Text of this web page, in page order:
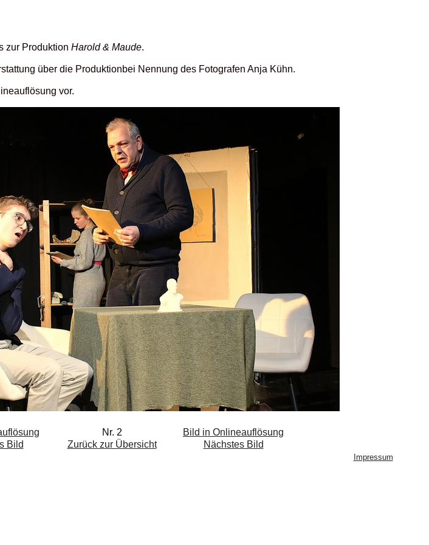
zur Produktion Harold & Maude.
über die Produktionbei Nennung des Fotografen Anja Kühn.
vor.
Nr. 2
Bild in Onlineauflösung
Bild
Zurück zur Übersicht Nächstes Bild
Impressum